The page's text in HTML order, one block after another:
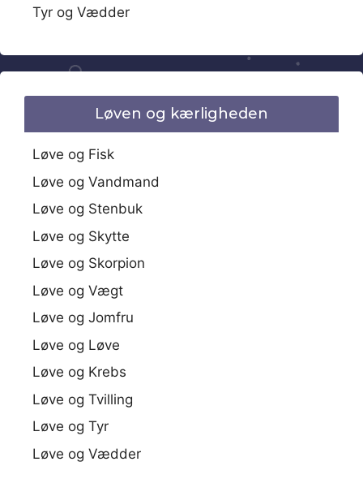
Tyr og Vædder
Løven og kærligheden
Løve og Fisk
Løve og Vandmand
Løve og Stenbuk
Løve og Skytte
Løve og Skorpion
Løve og Vægt
Løve og Jomfru
Løve og Løve
Løve og Krebs
Løve og Tvilling
Løve og Tyr
Løve og Vædder